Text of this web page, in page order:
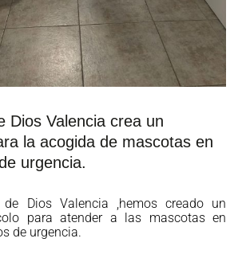
Dios Valencia crea un
la acogida de mascotas en
urgencia.
Dios Valencia ,hemos creado un
para atender a las mascotas en
de urgencia.